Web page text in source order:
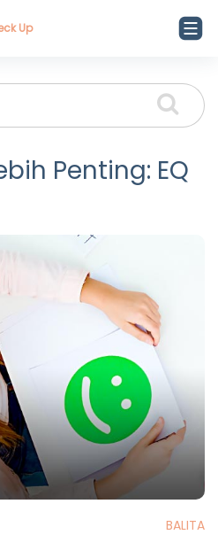
Up
Penting: EQ
BALITA